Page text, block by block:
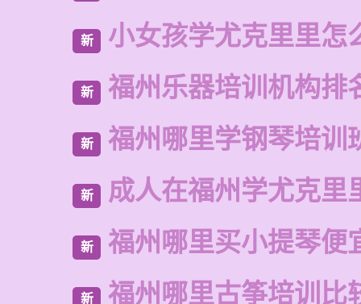
新 小女孩学尤克里里怎
新 福州乐器培训机构排
新 福州哪里学钢琴培训
新 成人在福州学尤克里
新 福州哪里买小提琴便
新 福州哪里古筝培训比